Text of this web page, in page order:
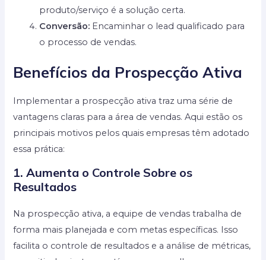
produto/serviço é a solução certa.
Conversão: Encaminhar o lead qualificado para
o processo de vendas.
Benefícios da Prospecção Ativa
Implementar a prospecção ativa traz uma série de
vantagens claras para a área de vendas. Aqui estão os
principais motivos pelos quais empresas têm adotado
essa prática:
1. Aumenta o Controle Sobre os
Resultados
Na prospecção ativa, a equipe de vendas trabalha de
forma mais planejada e com metas específicas. Isso
facilita o controle de resultados e a análise de métricas,